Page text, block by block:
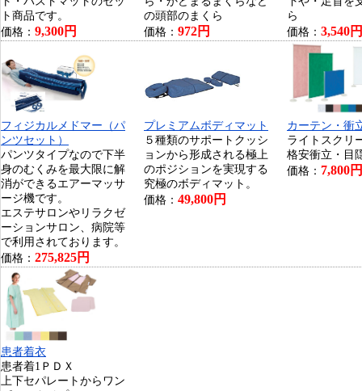
ト商品です。
価格： 9,300円
の頭部のまくら
価格： 972円
ら
価格： 3,540円
フィジカルメドマー（パ
ンツセット）
パンツタイプなので下半
身のむくみを最大限に解
消ができるエアーマッサ
ージ機です。
エステサロンやリラクゼ
ーションサロン、病院等
で利用されております。
価格： 275,825円
プレミアムボディマット
５種類のサポートクッシ
ョンから形成される極上
のポジションを実現する
究極のボディマット。
価格： 49,800円
カーテン・衝
ライトスクリ
格安衝立・目
価格： 7,800円
患者着衣
患者着1ＰＤＸ
上下セパレートからワン